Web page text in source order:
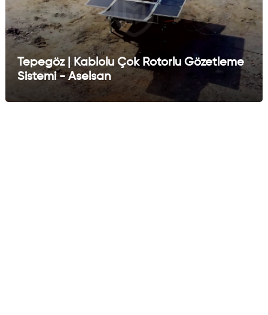
Tepegöz | Kablolu Çok Rotorlu Gözetleme
Sistemi - Aselsan